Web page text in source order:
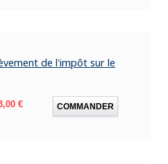
de l'impôt sur le
€ COMMANDER